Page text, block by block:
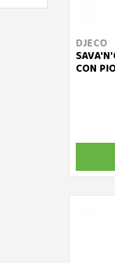
DJECO
CON